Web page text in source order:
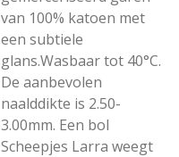
van 100% katoen met
een subtiele
glans.Wasbaar tot 40°C.
De aanbevolen
naalddikte is 2.50-
3.00mm. Een bol
Scheepjes Larra weegt